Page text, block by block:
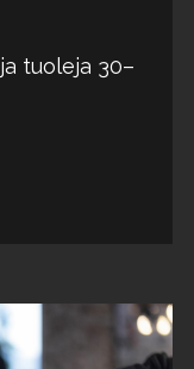
tuoleja 30–